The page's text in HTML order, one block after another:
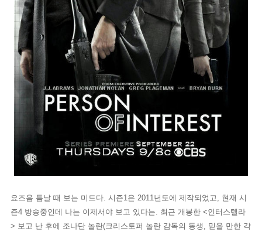
요즈음 틈날 때 보는 미드다. 시즌1은 2011년도에 제작되었고, 현재 시
즌4 방송중인데 나는 이제서야 보고 있다는. 최근 개봉한 <인터스텔라
> 보고 난 후에 조나단 놀란(크리스토퍼 놀란 감독의 동생, 믿을 만한 각